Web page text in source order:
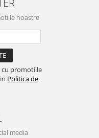
noastre
cu promotiile
Politica de
media